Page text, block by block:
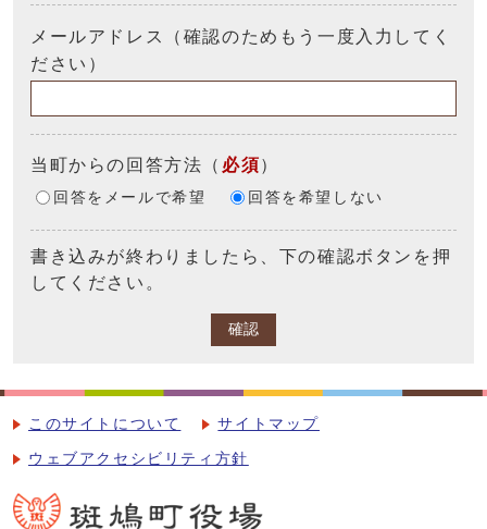
メールアドレス（確認のためもう一度入力してく
ださい）
当町からの回答方法 （ 必須）
回答をメールで希望 回答を希望しない
書き込みが終わりましたら、下の確認ボタンを押
してください。
確認
このサイトについて サイトマップ
ウェブアクセシビリティ方針